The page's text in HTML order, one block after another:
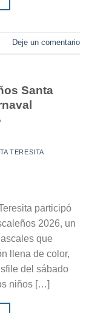
Deje un comentario
Santa
TERESITA
participó
2026, un
que
llena de color,
del sábado
niños […]